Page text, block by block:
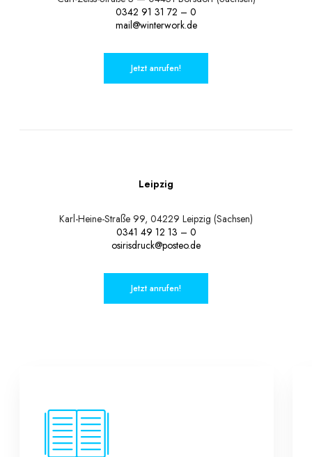
0342 91 31 72 – 0
mail@winterwork.de
Jetzt anrufen!
Leipzig
Karl-Heine-Straße 99, 04229 Leipzig (Sachsen)
0341 49 12 13 – 0
osirisdruck@posteo.de
Jetzt anrufen!